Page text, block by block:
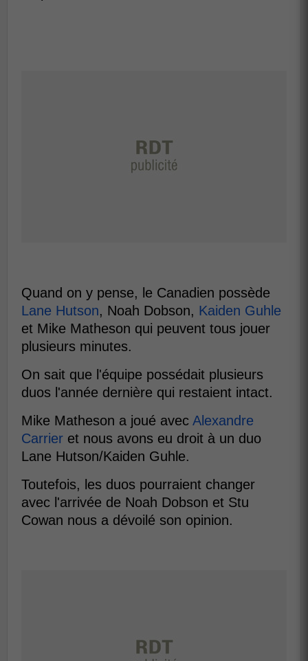
Quand on y pense, le Canadien possède
Lane Hutson, Noah Dobson, Kaiden Guhle
et Mike Matheson qui peuvent tous jouer
plusieurs minutes.
On sait que l'équipe possédait plusieurs
duos l'année dernière qui restaient intact.
Mike Matheson a joué avec Alexandre
Carrier et nous avons eu droit à un duo
Lane Hutson/Kaiden Guhle.
Toutefois, les duos pourraient changer
avec l'arrivée de Noah Dobson et Stu
Cowan nous a dévoilé son opinion.